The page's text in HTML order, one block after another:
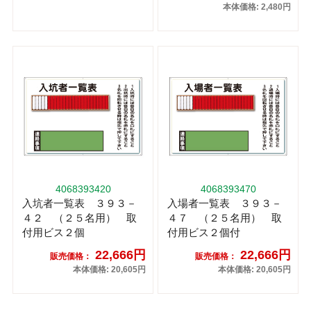
本体価格: 2,480円
4068393420
入坑者一覧表 ３９３－
４２ （２５名用） 取
付用ビス２個
販売価格： 22,666円
本体価格: 20,605円
4068393470
入場者一覧表 ３９３－
４７ （２５名用） 取
付用ビス２個付
販売価格： 22,666円
本体価格: 20,605円